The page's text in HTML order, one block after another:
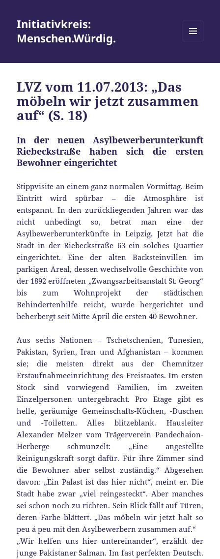
Initiativkreis:
Menschen.Würdig.
WIDGETS
LVZ vom 11.07.2013: „Das
möbeln wir jetzt zusammen
auf“ (S. 18)
In der neuen Asylbewerberunterkunft
Riebeckstraße haben sich die ersten
Bewohner eingerichtet
Stippvisite an einem ganz normalen Vormittag. Beim
Eintritt wird spürbar – die Atmosphäre ist
entspannt. In den zurückliegenden Jahren war das
nicht unbedingt so, betrat man eine der
Asylbewerberunterkünfte in Leipzig. Jetzt hat die
Stadt in der Riebeckstraße 63 ein solches Quartier
eingerichtet. Eine der alten Backsteinvillen im
parkigen Areal, dessen wechselvolle Geschichte von
der 1892 eröffneten „Zwangsarbeitsanstalt St. Georg“
bis zum Wohnprojekt der städtischen
Behindertenhilfe reicht, wurde hergerichtet und
beherbergt seit Mitte April die ersten 40 Bewohner.
Aus sechs Nationen – Tschetschenien, Tunesien,
Pakistan, Syrien, Iran und Afghanistan – kommen
sie; die meisten direkt aus der Chemnitzer
Erstaufnahmeeinrichtung des Freistaates. Im ersten
Stock sind vorwiegend Familien, im zweiten
Einzelpersonen untergebracht. Pro Etage gibt es
helle, geräumige Gemeinschafts-Küchen, -Duschen
und -Toiletten. Alles blitzeblank. Hausleiter
Alexander Melzer vom Trägerverein Pandechaion-
Herberge schmunzelt: „Eine angestellte
Reinigungskraft sorgt dafür. Für ihre Zimmer sind
die Bewohner aber selbst zuständig.“ Abgesehen
davon: „Ein Palast ist das hier nicht“, meint er. Die
Stadt habe zwar „viel reingesteckt“. Aber manches
sei schon noch zu richten. Sein Blick fällt auf Türen,
deren Farbe blättert. „Das möbeln wir jetzt halt so
peu á peu mit den Asylbewerbern zusammen auf.“
„Wir helfen uns hier untereinander“, erzählt der
junge Pakistaner Salman. Im fast perfekten Deutsch.